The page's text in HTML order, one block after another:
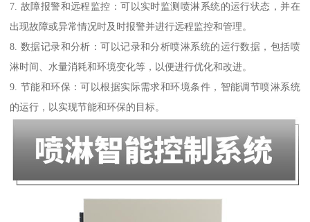
7. 故障报警和远程监控：可以实时监测喷淋系统的运行状态，并在
出现故障或异常情况时及时报警并进行远程监控和管理。
8. 数据记录和分析：可以记录和分析喷淋系统的运行数据，包括喷
淋时间、水量消耗和环境变化等，以便进行优化和改进。
9. 节能和环保：可以根据实际需求和环境条件，智能调节喷淋系统
的运行，以实现节能和环保的目标。